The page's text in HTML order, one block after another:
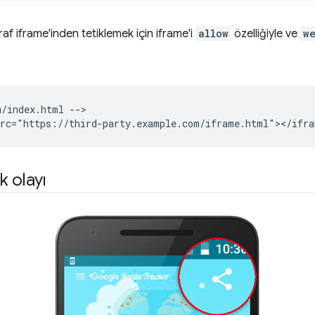
iframe'inden tetiklemek için iframe'i allow özelliğiyle ve
index.html -->
olayı